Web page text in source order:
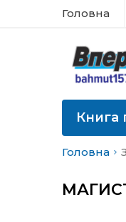
Головна
Книга
Головна